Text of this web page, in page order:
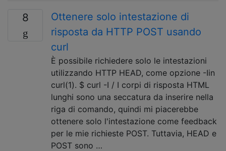
8
Ottenere solo intestazione di
risposta da HTTP POST usando
curl
È possibile richiedere solo le intestazioni
utilizzando HTTP HEAD, come opzione -Iin
curl(1). $ curl -I / I corpi di risposta HTML
lunghi sono una seccatura da inserire nella
riga di comando, quindi mi piacerebbe
ottenere solo l'intestazione come feedback
per le mie richieste POST. Tuttavia, HEAD e
POST sono …